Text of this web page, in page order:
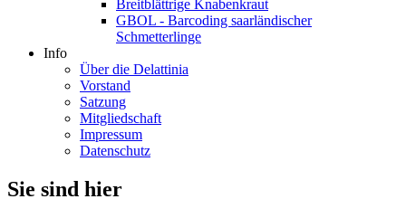
Breitblättrige Knabenkraut
GBOL - Barcoding saarländischer
Schmetterlinge
Info
Über die Delattinia
Vorstand
Satzung
Mitgliedschaft
Impressum
Datenschutz
Sie sind hier